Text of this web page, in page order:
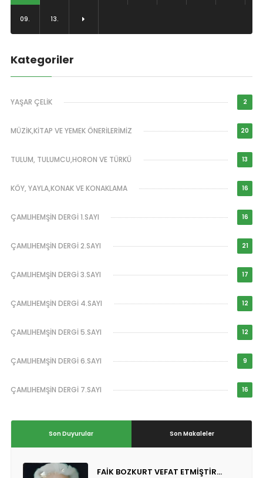
09. 13.
Kategoriler
YAŞAR ÇELİK 2
MÜZİK,KİTAP VE YEMEK ÖNERİLERİMİZ 20
TULUM, TULUMCU,HORON VE TÜRKÜ 13
KÖY, YAYLA,KONAK VE KONAKLAMA 16
ÇAMLIHEMŞİN DERGİ 1.SAYI 16
ÇAMLIHEMŞİN DERGİ 2.SAYI 21
ÇAMLIHEMŞİN DERGİ 3.SAYI 17
ÇAMLIHEMŞİN DERGİ 4.SAYI 12
ÇAMLIHEMŞİN DERGİ 5.SAYI 12
ÇAMLIHEMŞİN DERGİ 6.SAYI 9
ÇAMLIHEMŞİN DERGİ 7.SAYI 16
Son Duyurular Son Makaleler
FAİK BOZKURT VEFAT ETMİŞTİR...